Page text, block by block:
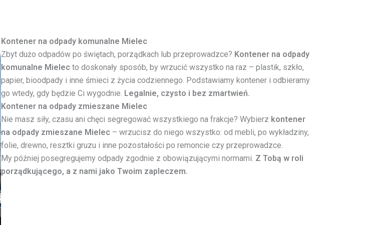
Kontener na odpady komunalne Mielec
Zbyt dużo odpadów po świętach, porządkach lub przeprowadzce? Kontener na odpady
komunalne Mielecto doskonały sposób, by wrzucić wszystko na raz – plastik, szkło,
papier, bioodpady i inne śmieci z życia codziennego. Podstawiamy kontener i odbieramy
go wtedy, gdy będzie Ci wygodnie. Legalnie, czysto i bez zmartwień.
Kontener na odpady zmieszane Mielec
Nie masz siły, czasu ani chęci segregować wszystkiego na frakcje? Wybierz kontener
na odpady zmieszane Mielec– wrzucisz do niego wszystko: od mebli, po wykładziny,
folie, drewno, resztki gruzu i inne pozostałości po remoncie czy przeprowadzce.
My później posegregujemy odpady zgodnie z obowiązującymi normami. Z Tobą w roli
porządkującego, a z nami jako Twoim zapleczem.